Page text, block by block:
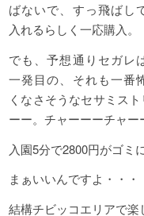
ばないで、すっ飛ばし
入れるらしく一応購入。
でも、予想通りセガレ
一発目の、それも一番
くなさそうなセサミス
ーー。チャーーーチャー
入園5分で2800円がゴミ
まぁいいんですよ・・・
結構チビッコエリアで